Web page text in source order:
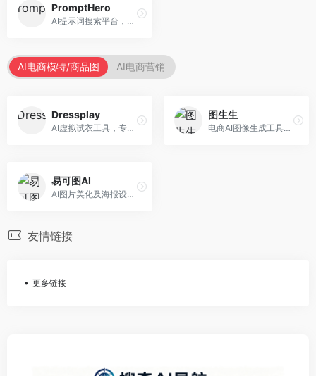
PromptHero
AI提示词搜索平台，整合多种AI工具提示词资源。面向AI创作者，提供提示词搜索、模板库、社区分享等服务，提示词资源丰富。
AI电商模特/商品图 AI电商营销
Dressplay
AI虚拟试衣工具，专注于服装电商体验。面向服装电商，提供虚拟试穿、尺码推荐、穿搭建议等服务，试衣体验真实。
图生生
电商AI图像生成工具，专注于商品图创作。面向电商卖家，提供商品图生成、背景替换、批量处理等服务，商品图质量高。
易可图AI
AI图片美化及海报设计平台，专注于电商视觉设计。面向电商卖家，提供图片美化、海报设计、营销素材等服务，设计效率高。
友情链接
更多链接